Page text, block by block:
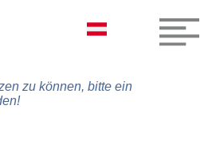
zu können, bitte ein